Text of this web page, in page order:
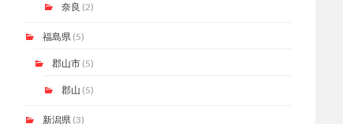
奈良 (2)
福島県 (5)
郡山市(5)
郡山 (5)
新潟県 (3)